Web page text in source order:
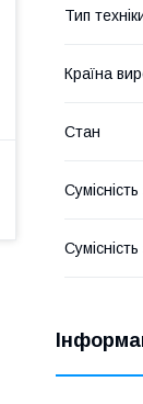
Тип
Країна
Стан